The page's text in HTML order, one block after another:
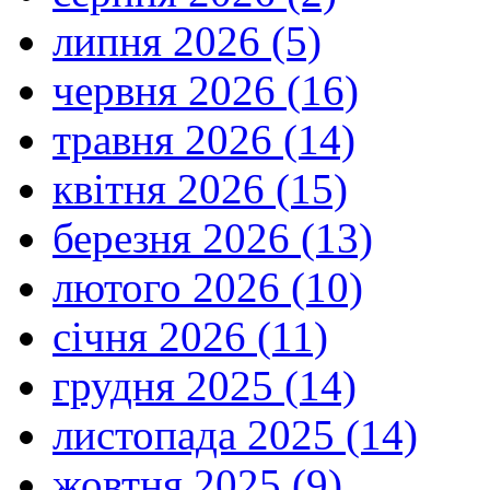
липня 2026 (5)
червня 2026 (16)
травня 2026 (14)
квітня 2026 (15)
березня 2026 (13)
лютого 2026 (10)
січня 2026 (11)
грудня 2025 (14)
листопада 2025 (14)